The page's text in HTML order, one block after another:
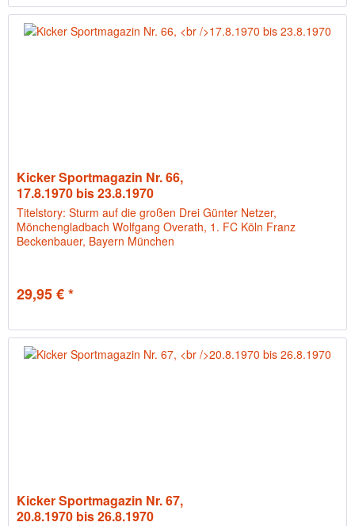
Kicker Sportmagazin Nr. 66,
17.8.1970 bis 23.8.1970
Titelstory: Sturm auf die großen Drei Günter Netzer,
Mönchengladbach Wolfgang Overath, 1. FC Köln Franz
Beckenbauer, Bayern München
29,95 € *
Kicker Sportmagazin Nr. 67,
20.8.1970 bis 26.8.1970